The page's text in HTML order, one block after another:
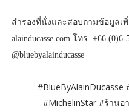
สำรองที่นั่งและสอบถามข้อมูลเพิ่
alainducasse.com โทร. +66
@bluebyalainducasse
#BlueByAlainDucasse
#MichelinStar #ร้านอ